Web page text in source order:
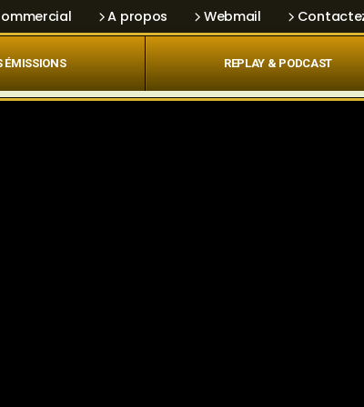
A propos Webmail
ÉMISSIONS REPLAY & PODCAST